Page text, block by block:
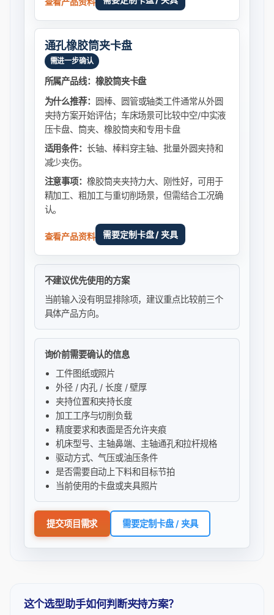
通孔橡胶筒夹卡盘
需进一步确认
所属产品线：橡胶筒夹卡盘
为什么推荐： 圆棒、圆管或轴类工件通常从外圆
夹持方案开始评估；车床场景可比较中空/中实液
压卡盘、筒夹、橡胶筒夹和专用卡盘
适用条件：长轴、棒料穿主轴、批量外圆夹持和
减少夹伤。
注意事项：橡胶筒夹夹持力大、刚性好，可用于
精加工、粗加工与重切削场景，但需结合工况确
认。
查看产品资料 需要定制卡盘 / 夹具
不建议优先使用的方案
当前输入没有明显排除项，建议重点比较前三个
具体产品方向。
询价前需要确认的信息
工件图纸或照片
外径 / 内孔 / 长度 / 壁厚
夹持位置和夹持长度
加工工序与切削负载
精度要求和表面是否允许夹痕
机床型号、主轴鼻端、主轴通孔和拉杆规格
驱动方式、气压或油压条件
是否需要自动上下料和目标节拍
当前使用的卡盘或夹具照片
提交项目需求 需要定制卡盘 / 夹具
这个选型助手如何判断夹持方案？